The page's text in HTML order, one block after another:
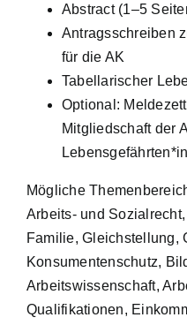
Abstract (1–5
Antragsschreiben
für die AK
Tabellarischer
Optional:
Mitgliedschaft der
Mögliche
Arbeits- und
Familie, Gleichstellung,
Konsumentenschutz,
Arbeitswissenschaft,
Qualifikationen,